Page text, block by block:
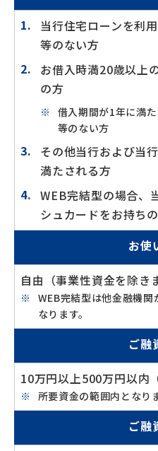
当行住宅ローンを利
等のない方
お借入時満20歳以上
の方
借入期間が1年に満
等のない方
その他当行および当
満たされる方
WEB完結型の場合、
シュカードをお持ち
お使
自由（事業性資金を除き
WEB完結型は他金融機
なります。
ご融
10万円以上500万円以内
所要資金の範囲内となり
ご融